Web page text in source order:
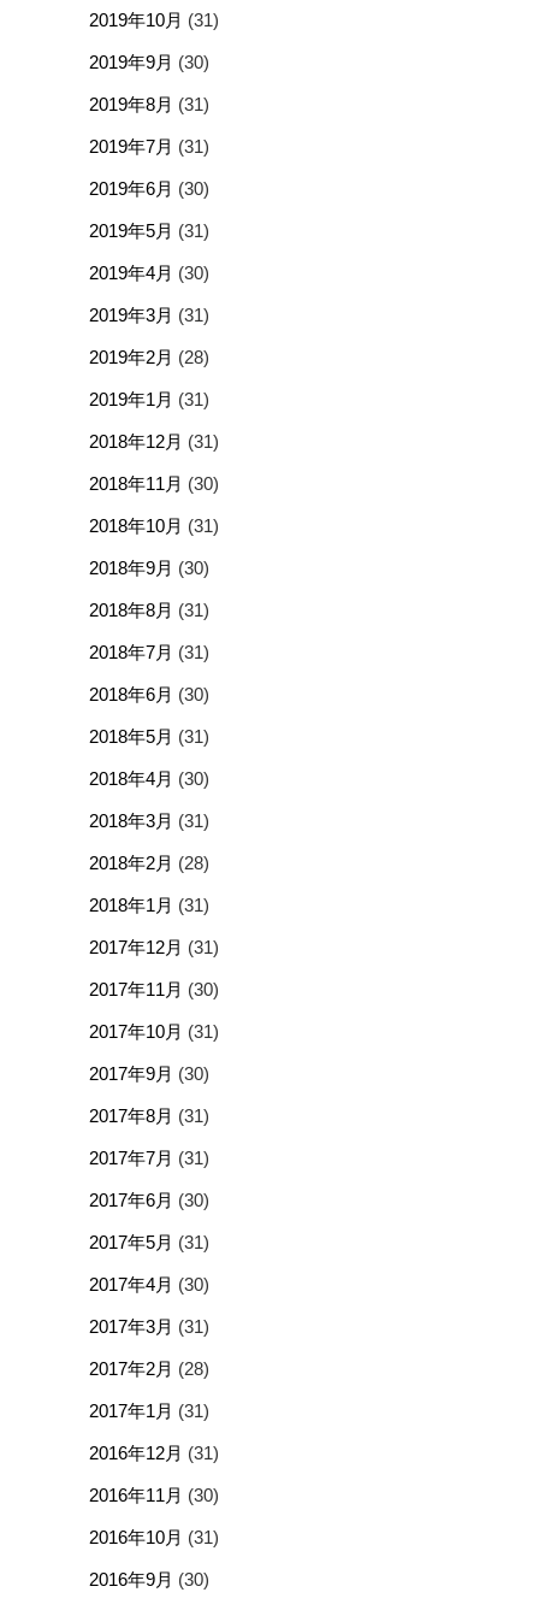
2019年10月 (31)
2019年9月 (30)
2019年8月 (31)
2019年7月 (31)
2019年6月 (30)
2019年5月 (31)
2019年4月 (30)
2019年3月 (31)
2019年2月 (28)
2019年1月 (31)
2018年12月 (31)
2018年11月 (30)
2018年10月 (31)
2018年9月 (30)
2018年8月 (31)
2018年7月 (31)
2018年6月 (30)
2018年5月 (31)
2018年4月 (30)
2018年3月 (31)
2018年2月 (28)
2018年1月 (31)
2017年12月 (31)
2017年11月 (30)
2017年10月 (31)
2017年9月 (30)
2017年8月 (31)
2017年7月 (31)
2017年6月 (30)
2017年5月 (31)
2017年4月 (30)
2017年3月 (31)
2017年2月 (28)
2017年1月 (31)
2016年12月 (31)
2016年11月 (30)
2016年10月 (31)
2016年9月 (30)